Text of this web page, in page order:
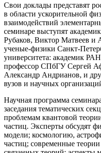
Свои доклады представят
в области ускорительной
взаимодействий
семинаре выступят
Рубаков, Виктор Матвеев и
ученые-физики Санкт-
университета: академик
профессор СПбГУ Сергей
Александр Андрианов, и
вузов и научных
Научная программа
заседания тематических
проблемам квантовой
частиц. Эксперты обсудят
модели; космологию,
частиц; современные